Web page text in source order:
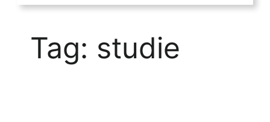
Tag: studie